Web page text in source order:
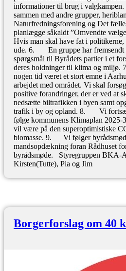
informationer til brug i
sammen med andre grupper,
Naturfredningsforening og Det
planlægge såkaldt ”Omvendte
Hvis man skal have fat i
ude. 6. En gruppe har fremsendt
spørgsmål til Byrådets partier i et
deres holdninger til klima og
nogen tid været et stort emne i
arbejdet med området. Vi skal
positive forandringer, der er ved at
nedsætte biltrafikken i byen samt
trafik i by og opland. 8. Vi
følge kommunens Klimaplan 2025-
vil være på den superoptimistiske
biomasse. 9. Vi følger
mandsopdækning foran Rådhuset
byrådsmøde. Styregruppen BKA-
Kirsten(Tutte), Pia og Jim
Borgerforslag om 40